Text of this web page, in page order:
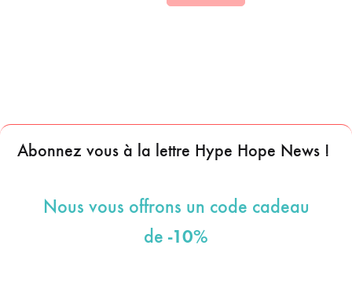
Abonnez vous à la lettre Hype Hope News !
Nous vous offrons un code cadeau
de -10%